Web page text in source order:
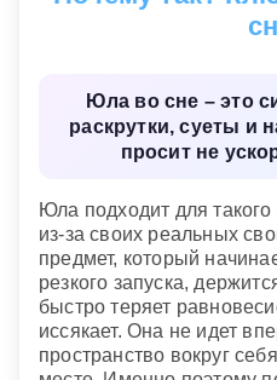
Юла во сне – это
раскрутки, суеты и
просит не
Юла подходит для
из-за своих реальных
предмет, который
резкого запуска,
быстро теряет
иссякает. Она не идет
пространство вокруг